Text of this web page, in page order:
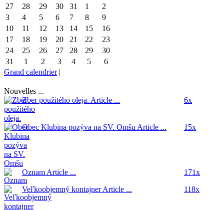
27
28 29 30 31 1
2
3
4 5 6 7 8
9
10
11 12 13 14 15
16
17
18 19 20 21 22
23
24
25 26 27 28 29
30
31
1 2 3 4 5
6
Grand calendrier|
Nouvelles ...
Zber použitého oleja. Article ... 6x
Obec Klubina pozýva na SV. Omšu Article ... 15x
Oznam Article ...
171x
Veľkoobjemný kontajnerArticle ... 118x